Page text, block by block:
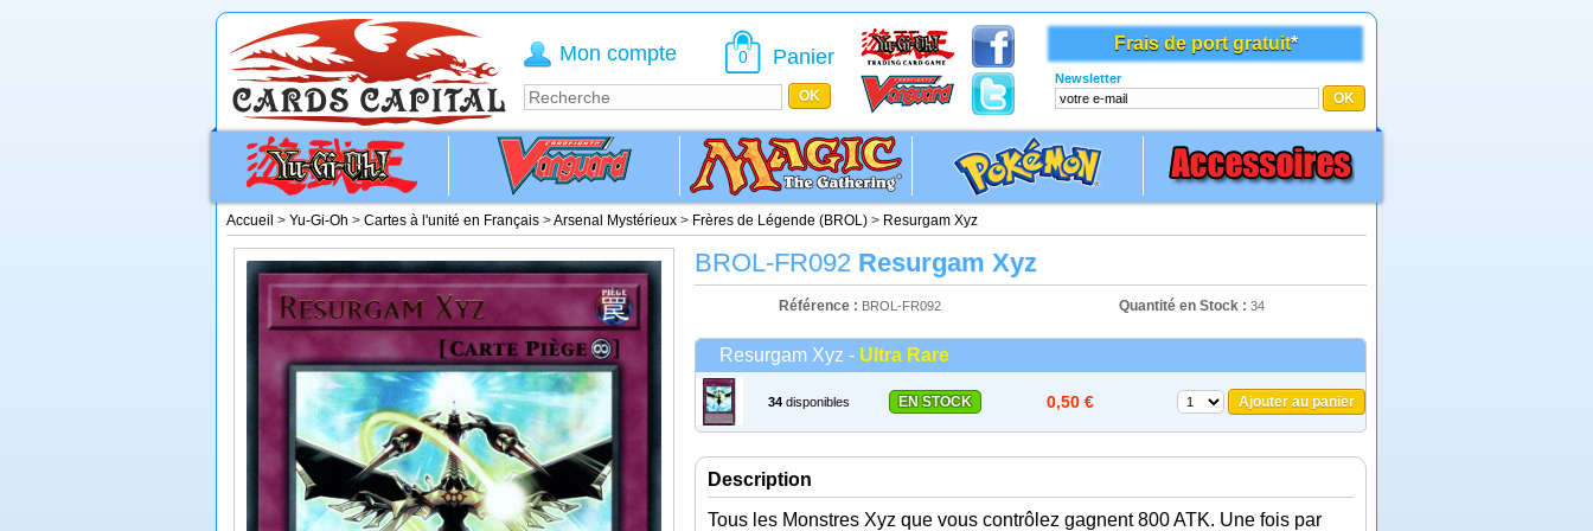
Accueil > Yu-Gi-Oh > Cartes à l'unité en Français >Arsenal Mystérieux > Frères de Légende (BROL) > Resurgam Xyz
BROL-FR092 Resurgam Xyz
Référence : BROL-FR092 Quantité en Stock : 34
Resurgam Xyz - Ultra Rare
34 disponibles EN STOCK 0,50 € Ajouter au panier
Description
Tous les Monstres Xyz que vous contrôlez gagnent 800 ATK. Une fois par
Frais de port gratuit*
Newsletter
Mon compte 0 Panier